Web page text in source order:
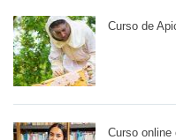
Curso de
Curso